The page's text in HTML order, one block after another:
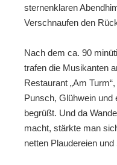
sternenklaren
Verschnaufen den
Nach dem ca. 90
trafen die Musikanten
Restaurant „Am
Punsch, Glühwein und
begrüßt. Und da
macht, stärkte man
netten Plaudereien und